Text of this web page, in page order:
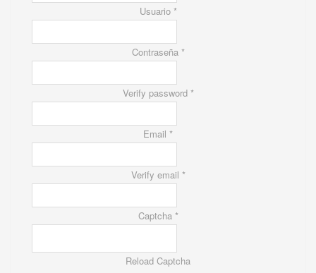
Usuario *
Contraseña *
Verify password *
Email *
Verify email *
Captcha *
Reload Captcha